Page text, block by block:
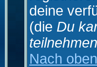
deine
(die Du
Nach oben